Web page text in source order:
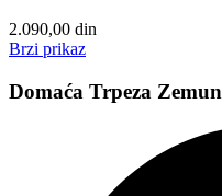
2.090,00 din
Brzi prikaz
Domaća Trpeza Zemun